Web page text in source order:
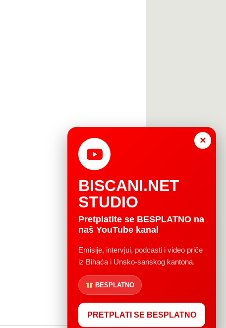
×
BISCANI.NET
STUDIO
Pretplatite se BESPLATNO na
naš YouTube kanal
Emisije, intervjui, podcasti i video priče
iz Bihaća i Unsko-sanskog kantona.
BESPLATNO
PRETPLATI SE BESPLATNO